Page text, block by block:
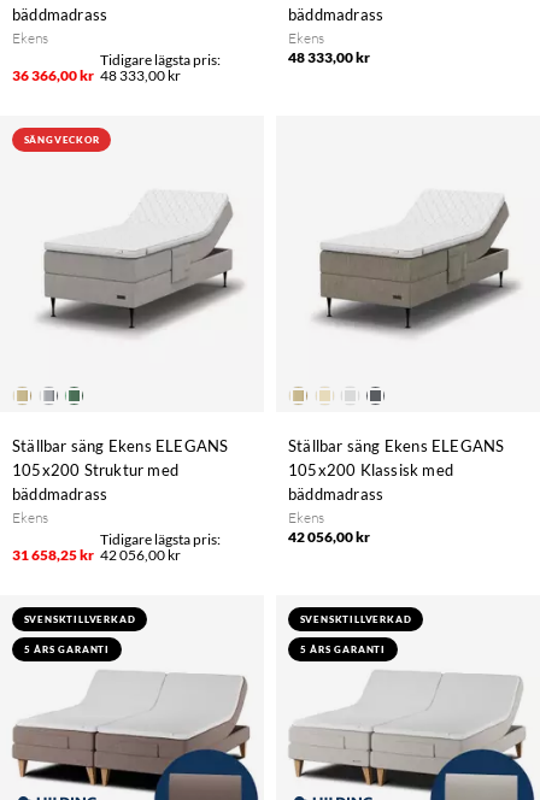
bäddmadrass
Ekens
36 366,00 kr 48 333,00 kr
bäddmadrass
Ekens
48 333,00 kr
SÄNGVECKOR
Ställbar säng Ekens ELEGANS
105x200 Struktur med
bäddmadrass
Ekens
31 658,25 kr 42 056,00 kr
Ställbar säng Ekens ELEGANS
105x200 Klassisk med
bäddmadrass
Ekens
42 056,00 kr
SVENSKTILLVERKAD
5 ÅRS GARANTI
SVENSKTILLVERKAD
5 ÅRS GARANTI